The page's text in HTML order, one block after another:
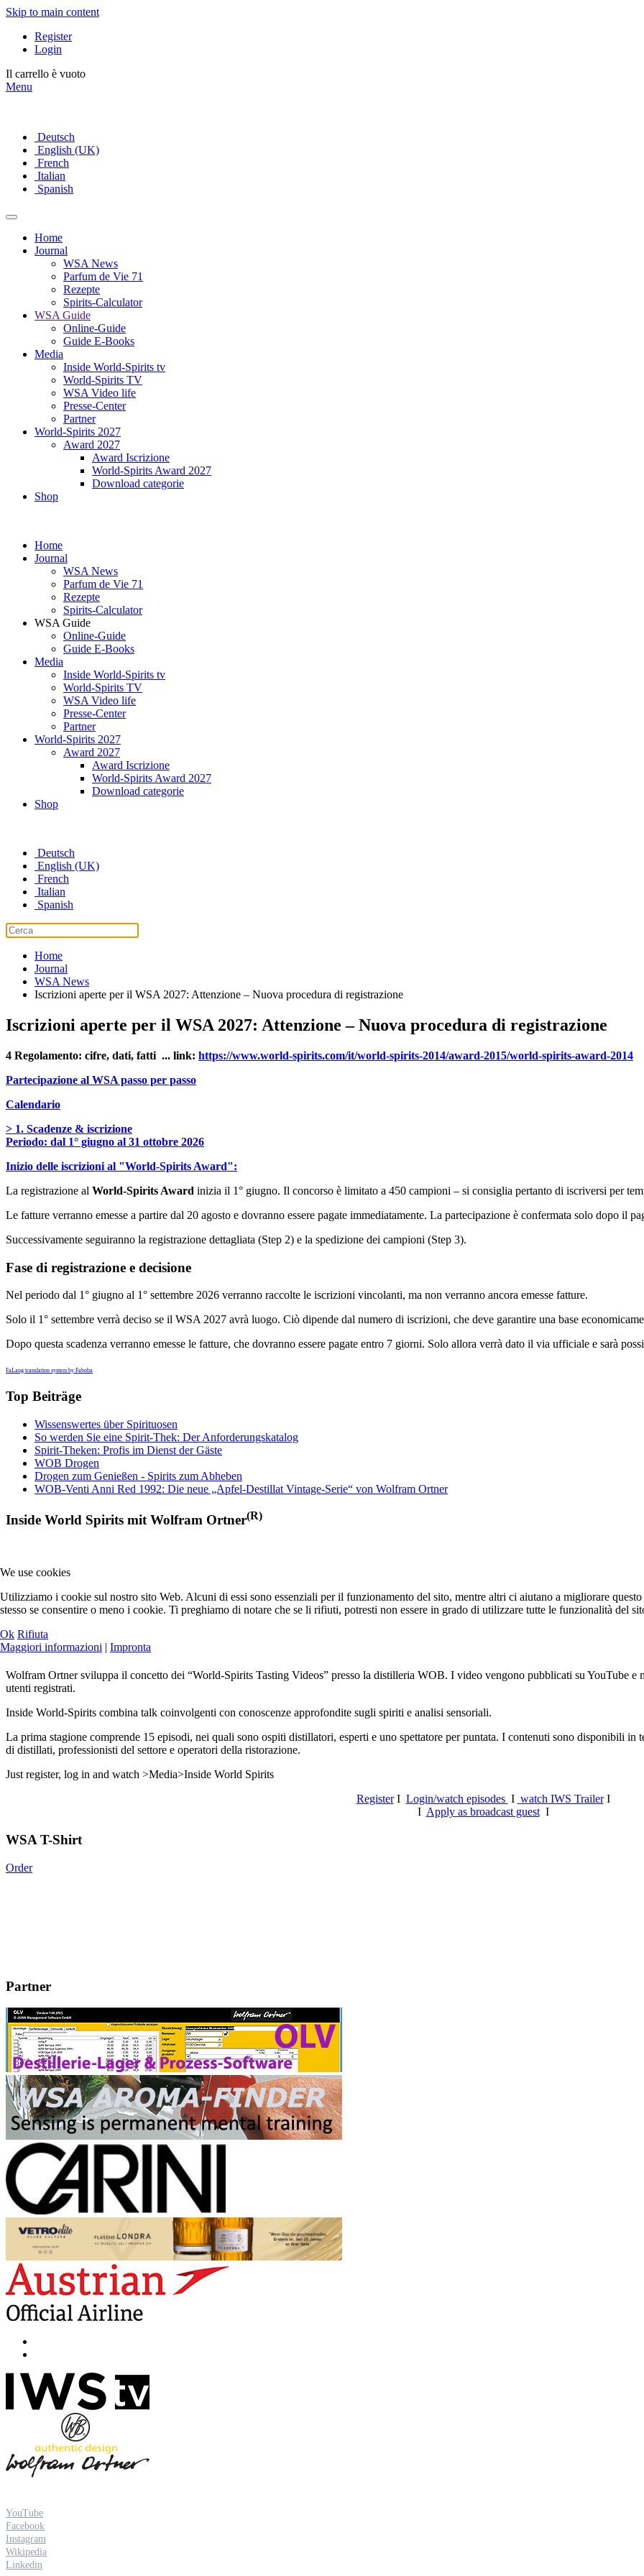
Skip to main content
Register
Login
Il carrello è vuoto
Menu
Deutsch
English (UK)
French
Italian
Spanish
Home
Journal
WSA News
Parfum de Vie 71
Rezepte
Spirits-Calculator
WSA Guide
Online-Guide
Guide E-Books
Media
Inside World-Spirits tv
World-Spirits TV
WSA Video life
Presse-Center
Partner
World-Spirits 2027
Award 2027
Award Iscrizione
World-Spirits Award 2027
Download categorie
Shop
Home
Journal
WSA News
Parfum de Vie 71
Rezepte
Spirits-Calculator
WSA Guide
Online-Guide
Guide E-Books
Media
Inside World-Spirits tv
World-Spirits TV
WSA Video life
Presse-Center
Partner
World-Spirits 2027
Award 2027
Award Iscrizione
World-Spirits Award 2027
Download categorie
Shop
Deutsch
English (UK)
French
Italian
Spanish
Home
Journal
WSA News
Iscrizioni aperte per il WSA 2027: Attenzione – Nuova procedura di registrazione
Iscrizioni aperte per il WSA 2027: Attenzione – Nuova procedura di registrazione
4 Regolamento: cifre, dati, fatti ... link: https://www.world-spirits.com/it/world-spirits-2014/award-2015/world-spirits-award-2014
Partecipazione al WSA passo per passo
Calendario
> 1. Scadenze & iscrizione
Periodo: dal 1° giugno al 31 ottobre 2026
Inizio delle iscrizioni al "World-Spirits Award":
La registrazione al World-Spirits Award inizia il 1° giugno. Il concorso è limitato a 450 campioni – si consiglia pertanto di iscriversi per
Le fatture verranno emesse a partire dal 20 agosto e dovranno essere pagate immediatamente. La partecipazione è confermata solo dopo il
Successivamente seguiranno la registrazione dettagliata (Step 2) e la spedizione dei campioni (Step 3).
Fase di registrazione e decisione
Nel periodo dal 1° giugno al 1° settembre 2026 verranno raccolte le iscrizioni vincolanti, ma non verranno ancora emesse fatture.
Solo il 1° settembre verrà deciso se il WSA 2027 avrà luogo. Ciò dipende dal numero di iscrizioni, che deve garantire una base
Dopo questa scadenza verranno emesse le fatture, che dovranno essere pagate entro 7 giorni. Solo allora verrà dato il via ufficiale e sarà
FaLang translation system by Faboba
Top Beiträge
Wissenswertes über Spirituosen
So werden Sie eine Spirit-Thek: Der Anforderungskatalog
Spirit-Theken: Profis im Dienst der Gäste
WOB Drogen
Drogen zum Genießen - Spirits zum Abheben
WOB-Venti Anni Red 1992: Die neue „Apfel-Destillat Vintage-Serie“ von Wolfram Ortner
Inside World Spirits mit Wolfram Ortner(R)
Wolfram Ortner sviluppa il concetto dei “World-Spirits Tasting Videos” presso la distilleria WOB. I video vengono pubblicati su YouTube e
utenti registrati.
Inside World-Spirits combina talk coinvolgenti con conoscenze approfondite sugli spiriti e analisi sensoriali.
La prima stagione comprende 15 episodi, nei quali sono ospiti distillatori, esperti e uno spettatore per puntata. I contenuti sono disponibili in
di distillati, professionisti del settore e operatori della ristorazione.
Just register, log in and watch >Media>Inside World Spirits
RegisterI Login/watch episodes I watch IWS TrailerI
I Apply as broadcast guestI
WSA T-Shirt
Order
Partner
YouTube
Facebook
Instagram
Wikipedia
Linkedin
We use cookies
Utilizziamo i cookie sul nostro sito Web. Alcuni di essi sono essenziali per il funzionamento del sito, mentre altri ci aiutano a migliorare
stesso se consentire o meno i cookie. Ti preghiamo di notare che se li rifiuti, potresti non essere in grado di utilizzare tutte le funzionalità del
Ok Rifiuta
Maggiori informazioni | Impronta